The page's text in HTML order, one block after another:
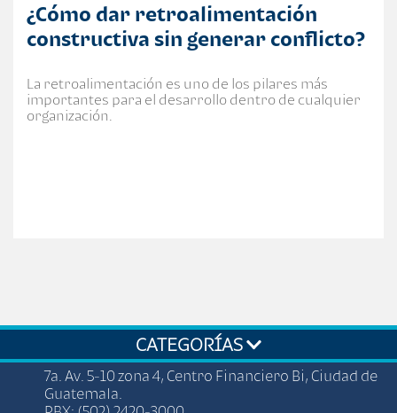
¿Cómo dar retroalimentación
constructiva sin generar conflicto?
La retroalimentación es uno de los pilares más
importantes para el desarrollo dentro de cualquier
organización.
CATEGORÍAS
7a. Av. 5-10 zona 4, Centro Financiero Bi, Ciudad de
Guatemala.